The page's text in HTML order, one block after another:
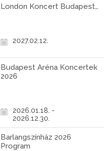
London Koncert Budapest
2027.02.12.
Budapest Aréna Koncertek
2026
2026.01.18. -
2026.12.30.
Barlangszínház 2026
Program